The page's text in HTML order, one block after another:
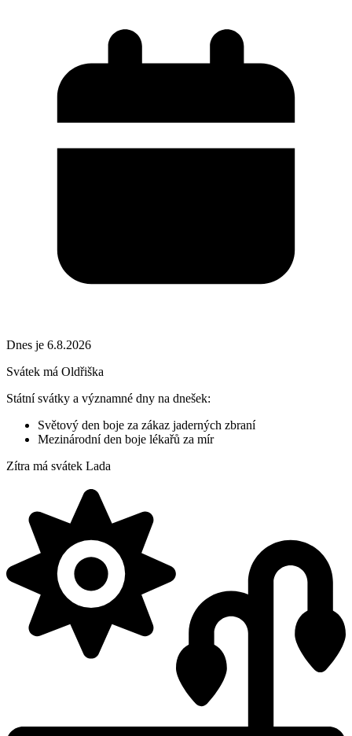
Dnes je 6.8.2026
Svátek má Oldřiška
Státní svátky a významné dny na dnešek:
Světový den boje za zákaz jaderných zbraní
Mezinárodní den boje lékařů za mír
Zítra má svátek Lada